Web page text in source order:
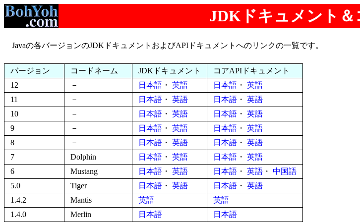
JDKドキュメント
Javaの各バージョンのJDKドキュメントおよびAPIドキュメントへのリンクの一覧です。
バージョン コードネーム JDKドキュメント
コアAPIドキュメント
12
－ 日本語 ・ 英語 日本語 ・ 英語
11
－ 日本語 ・ 英語 日本語 ・ 英語
10
－ 日本語 ・ 英語 日本語 ・ 英語
9
－ 日本語 ・ 英語 日本語 ・ 英語
8
－ 日本語 ・ 英語 日本語 ・ 英語
7
Dolphin 日本語 ・ 英語 日本語 ・ 英語
6
Mustang 日本語 ・ 英語 日本語 ・ 英語 ・ 中国語
5.0
Tiger 日本語 ・ 英語 日本語 ・ 英語
1.4.2
Mantis 英語
英語
1.4.0
Merlin 日本語 日本語